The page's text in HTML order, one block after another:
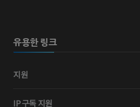
유용한 링크
지원
IP 구독 지원